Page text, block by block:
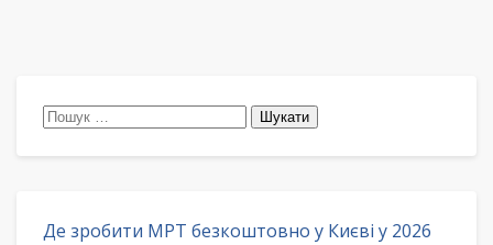
Пошук:
Де зробити МРТ безкоштовно у Києві у 2026